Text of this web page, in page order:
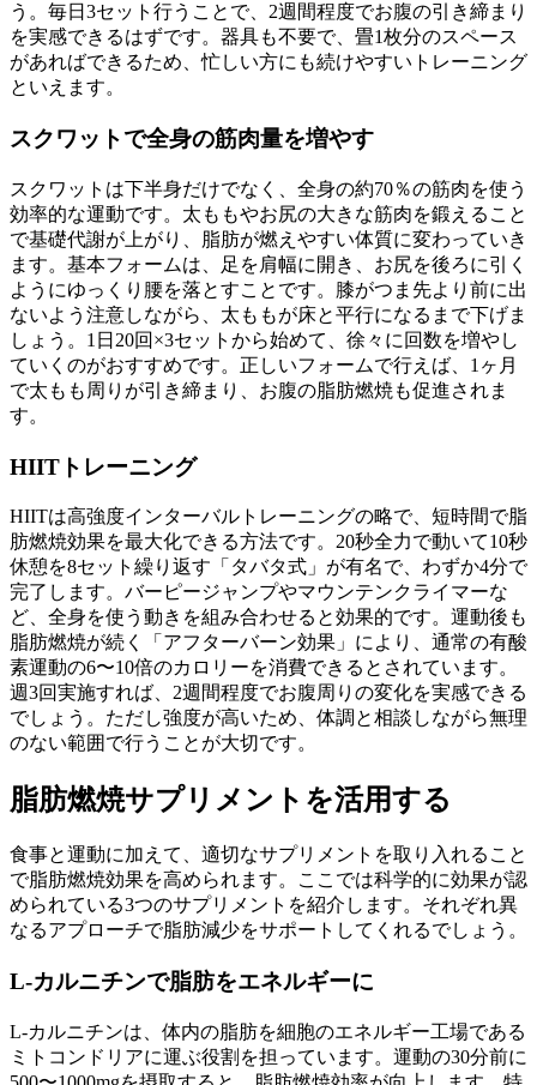
う。毎日3セット行うことで、2週間程度でお腹の引き締まり
を実感できるはずです。器具も不要で、畳1枚分のスペース
があればできるため、忙しい方にも続けやすいトレーニング
といえます。
スクワットで全身の筋肉量を増やす
スクワットは下半身だけでなく、 全身の約70％の筋肉を使う
効率的な運動です。太ももやお尻の大きな筋肉を鍛えること
で基礎代謝が上がり、脂肪が燃えやすい体質に変わっていき
ます。基本フォームは、足を肩幅に開き、お尻を後ろに引く
ようにゆっくり腰を落とすことです。 膝がつま先より前に出
ないよう注意しながら、太ももが床と平行になるまで下げま
しょう。1日20回×3セットから始めて、徐々に回数を増やし
ていくのがおすすめです。正しいフォームで行えば、1ヶ月
で太もも周りが引き締まり、お腹の脂肪燃焼も促進されま
す。
HIITトレーニング
HIITは高強度インターバルトレーニングの略で、 短時間で脂
肪燃焼効果を最大化できる方法です。20秒全力で動いて10秒
休憩を8セット繰り返す「タバタ式」が有名で、わずか4分で
完了します。バーピージャンプやマウンテンクライマーな
ど、全身を使う動きを組み合わせると効果的です。運動後も
脂肪燃焼が続く
「アフターバーン効果」により、通常の有酸
素運動の6〜10倍のカロリーを消費できる とされています。
週3回実施すれば、2週間程度でお腹周りの変化を実感できる
でしょう。ただし強度が高いため、体調と相談しながら無理
のない範囲で行うことが大切です。
脂肪燃焼サプリメントを活用する
食事と運動に加えて、適切なサプリメントを取り入れること
で脂肪燃焼効果を高められます。ここでは科学的に効果が認
められている3つのサプリメントを紹介します。それぞれ異
なるアプローチで脂肪減少をサポートしてくれるでしょう。
L-カルニチンで脂肪をエネルギーに
L-カルニチンは、 体内の脂肪を細胞のエネルギー工場である
ミトコンドリアに運ぶ役割 を担っています。運動の30分前に